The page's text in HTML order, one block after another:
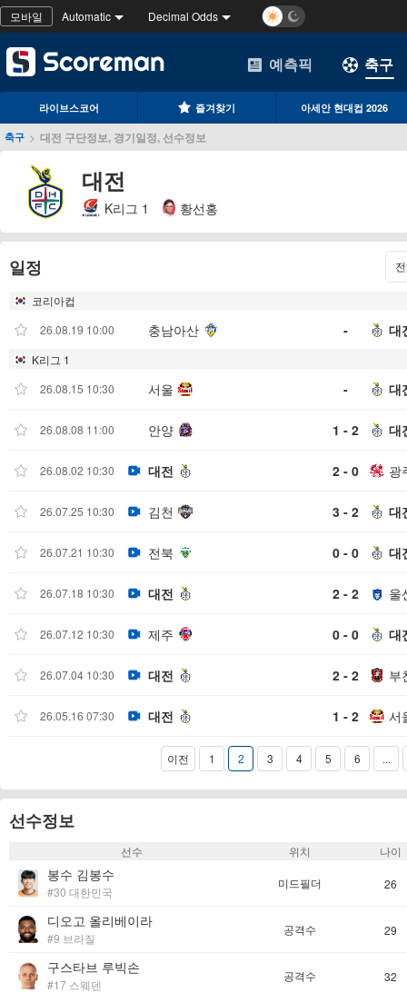
모바일 Automatic Decimal Odds
예측픽 축구
라이브스코어 즐겨찾기 아세안 현대컵 2026
축구 > 대전 구단정보, 경기일정, 선수정보
대전
K리그 1 황선홍
일정
코리아컵
26.08.19 10:00
충남아산 - 대
K리그 1
26.08.15 10:30
서울 - 대
26.08.08 11:00 안양 1 - 2 대
26.08.02 10:30 대전 2 - 0 광
26.07.25 10:30 김천 3 - 2 대
26.07.21 10:30 전북 0 - 0 대
26.07.18 10:30 대전 2 - 2 울
26.07.12 10:30 제주 0 - 0 대
26.07.04 10:30 대전 2 - 2 부
26.05.16 07:30 대전 1 - 2 서
이전 1 2 3 4 5 6 ...
선수정보
선수 위치 나이
봉수 김봉수
#30 대한민국
미드필더 26
디오고 올리베이라
#9 브라질
공격수 29
구스타브 루빅손
#17 스웨덴
공격수 32